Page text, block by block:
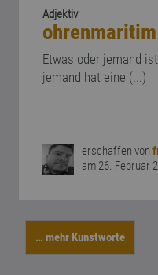
Adjektiv
ohrenmaritim
Etwas oder jemand
jemand hat eine (...)
erschaffen von
am 26. Februar
… mehr Kunstworte